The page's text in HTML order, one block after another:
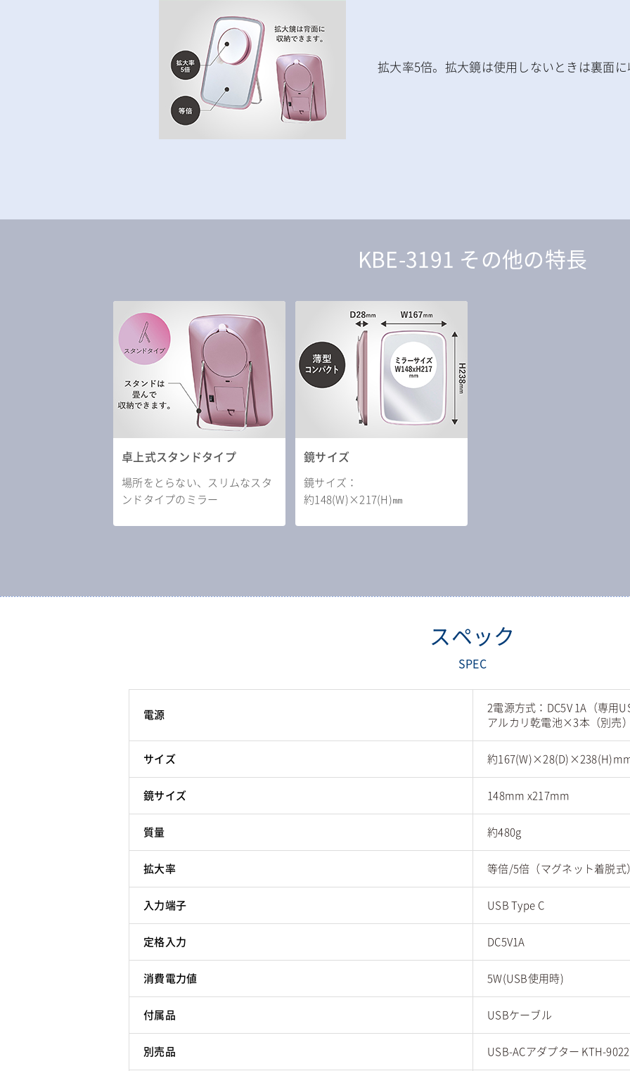
拡大率5倍。拡大鏡は使用しないときは裏面
KBE-3191 その他の特長
卓上式スタンドタイプ
場所をとらない、スリムなスタ
ンドタイプのミラー
鏡サイズ
鏡サイズ：
約148(W)×217(H)㎜
スペック
SPEC
電源
2電源方式：DC5V 1A（専用
アルカリ乾電池×3本（別売
サイズ 約
鏡サイズ 148mm x217mm
質量 約480g
拡大率 等倍/5倍（マグネット着脱式
入力端子 USB Type C
定格入力 DC5V1A
消費電力値 5W(USB使用時)
付属品 USBケーブル
別売品 USB-ACアダプター KTH-